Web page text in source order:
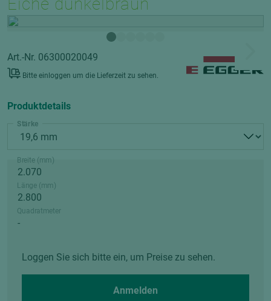
Art.-Nr. 06300020049
Bitte einloggen um die Lieferzeit zu sehen.
Produktdetails
Stärke
Breite (mm)
Länge (mm)
Quadratmeter
Loggen Sie sich bitte ein, um Preise zu sehen.
Anmelden